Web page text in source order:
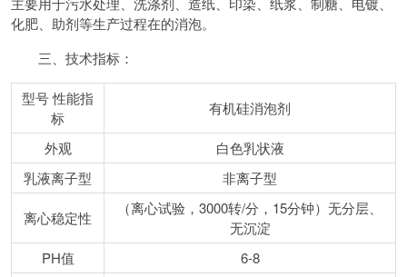
化肥、助剂等生产过程在的消泡。
三、技术指标：
型号 性能指
标
有机硅消泡剂
外观
白色乳状液
乳液离子型
非离子型
离心稳定性
（离心试验，3000转/分，15分钟）无分层、
无沉淀
PH值
6-8